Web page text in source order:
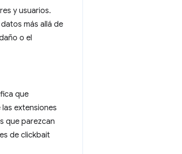
y usuarios.
más allá de
o el
que
extensiones
que parezcan
de clickbait